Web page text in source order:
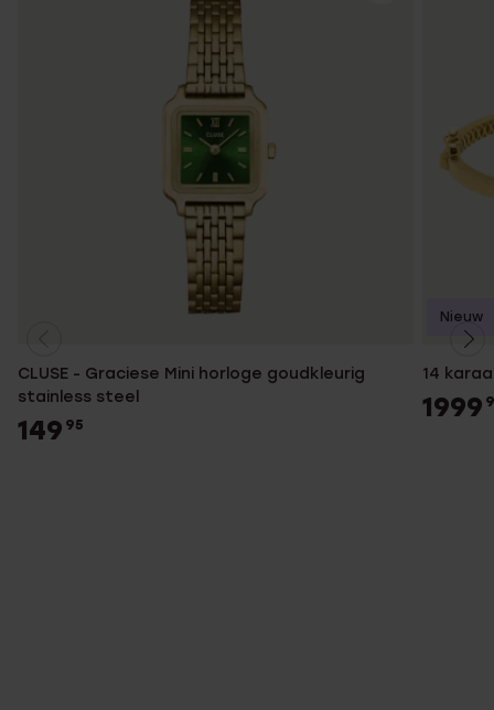
CLUSE - Graciese Mini horloge goudkleurig
stainless steel
149 95
14
1999
Nieuw